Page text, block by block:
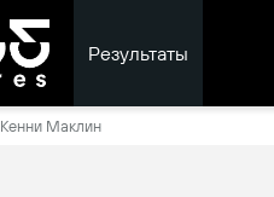
Результаты
Кенни Маклин